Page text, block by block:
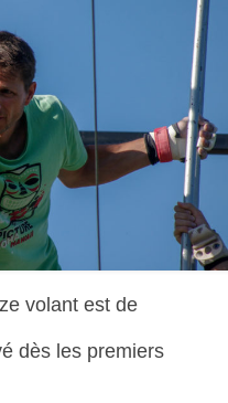
volant est de
dès les premiers